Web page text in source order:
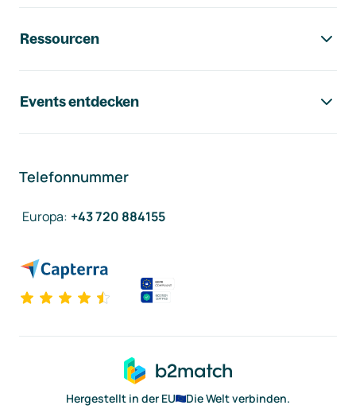
Ressourcen
Events entdecken
Telefonnummer
Europa: +43 720 884155
Hergestellt in der EU
Die Welt verbinden.